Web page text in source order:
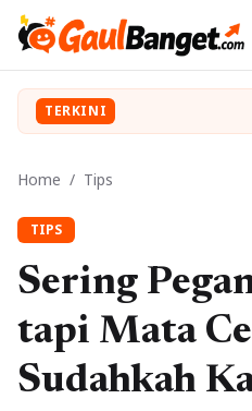
TERKINI
Home / Tips
TIPS
Sering
tapi Mata
Sudahkah